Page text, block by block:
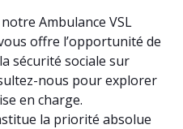
Ambulance VSL
offre l’opportunité de
sécurité sociale sur
nous pour explorer
en charge.
la priorité absolue